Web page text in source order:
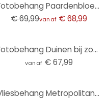
Fotobehang Paardenbloem droom in de lente - Paksoylu
€ 69,99vanaf € 68,99
Fotobehang Duinen bij zonsondergang
vanaf € 67,99
Vliesbehang Metropolitan Stories by A.S. Creation